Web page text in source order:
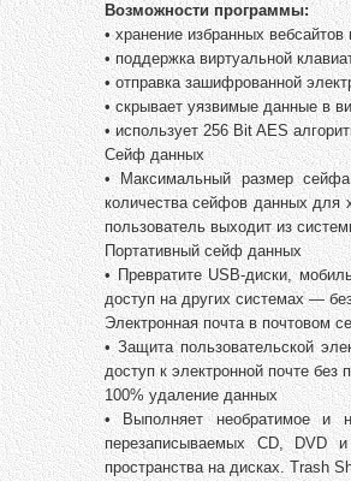
Возможности программы:
• хранение избранных
• поддержка виртуальной
• отправка зашифрованной
• скрывает уязвимые данные в
• использует 256 Bit AES
Сейф данных
• Максимальный размер
количества сейфов данных для
пользователь выходит из
Портативный сейф данных
• Превратите USB-диски,
доступ на других системах —
Электронная почта в почтовом
• Защита пользовательской
доступ к электронной почте без
100% удаление данных
• Выполняет необратимое и
перезаписываемых CD, DVD и
пространства на дисках. Trash